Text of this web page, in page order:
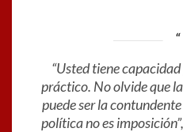
“Usted tiene
práctico. No olvide que
puede ser la
política no es imposición”